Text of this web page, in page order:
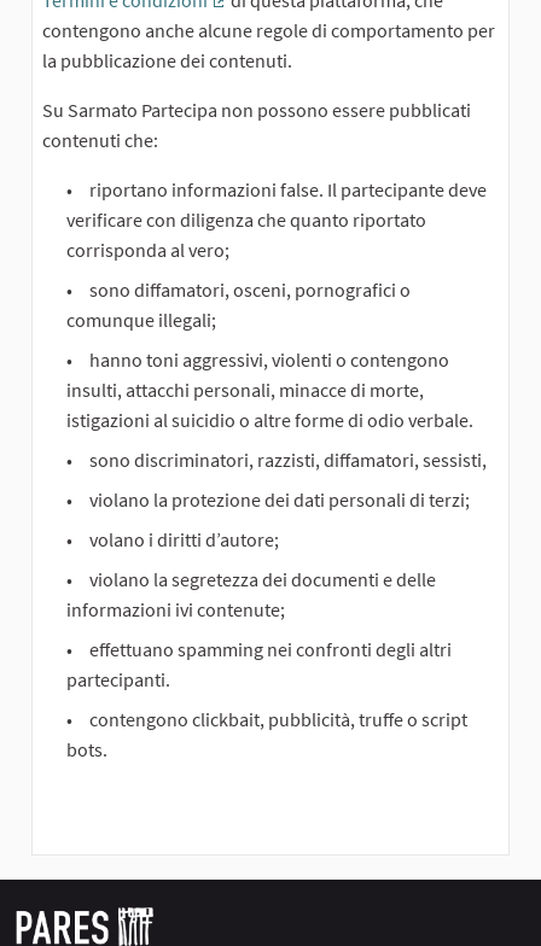
(Collegamento esterno)
contengono anche alcune regole di comportamento per
la pubblicazione dei contenuti.
Su Sarmato Partecipa non possono essere pubblicati
contenuti che:
riportano informazioni false. Il partecipante deve
verificare con diligenza che quanto riportato
corrisponda al vero;
sono diffamatori, osceni, pornografici o
comunque illegali;
hanno toni aggressivi, violenti o contengono
insulti, attacchi personali, minacce di morte,
istigazioni al suicidio o altre forme di odio verbale.
sono discriminatori, razzisti, diffamatori, sessisti,
violano la protezione dei dati personali di terzi;
volano i diritti d’autore;
violano la segretezza dei documenti e delle
informazioni ivi contenute;
effettuano spamming nei confronti degli altri
partecipanti.
contengono clickbait, pubblicità, truffe o script
bots.